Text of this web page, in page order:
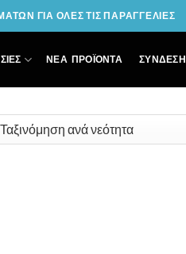
ΓΙΑ ΟΛΕΣ ΤΙΣ ΠΑΡΑΓΓΕΛΙΕΣ
ΝΕΑ ΠΡΟΪΟΝΤΑ ΣΎΝΔΕΣΗ